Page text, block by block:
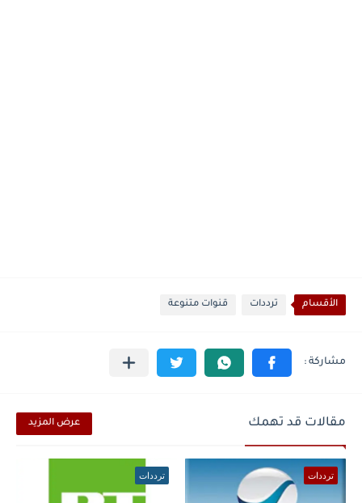
الأقسام ترددات قنوات متنوعة
مقالات قد تهمك عرض المزيد
ترددات ترددات